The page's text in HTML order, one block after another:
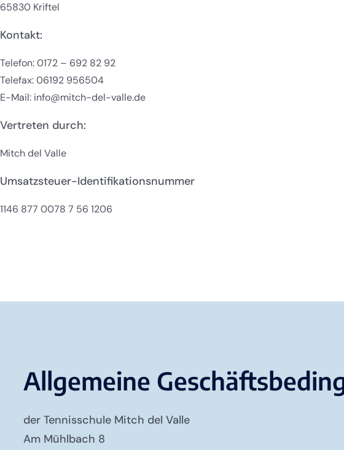
65830 Kriftel
Kontakt:
Telefon: 0172 – 692 82 92
Telefax: 06192 956504
E-Mail: info@mitch-del-valle.de
Vertreten durch:
Mitch del Valle
Umsatzsteuer-Identifikationsnummer
1146 877 0078 7 56 1206
Allgemeine
der Tennisschule Mitch del Valle
Am Mühlbach 8